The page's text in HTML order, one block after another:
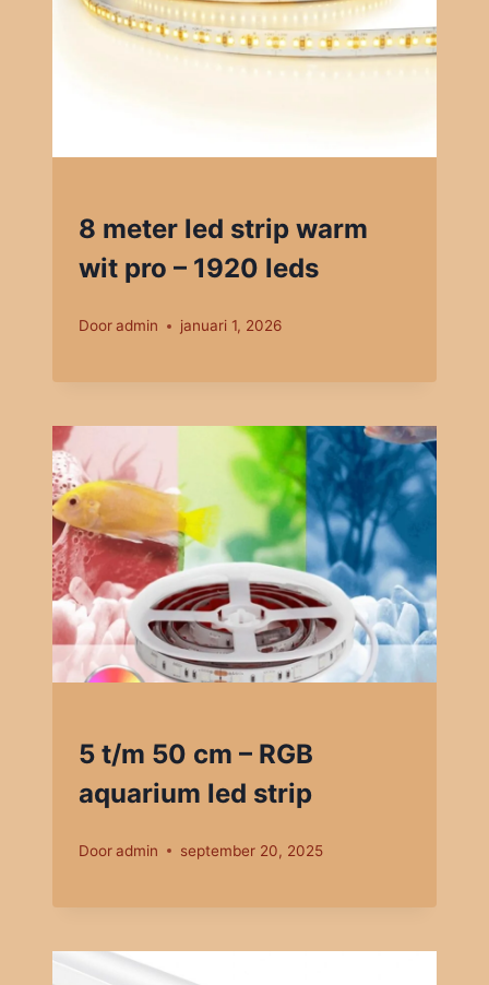
8 meter led strip warm
wit pro – 1920 leds
Dooradmin januari 1, 2026
5 t/m 50 cm – RGB
aquarium led strip
Dooradmin september 20, 2025